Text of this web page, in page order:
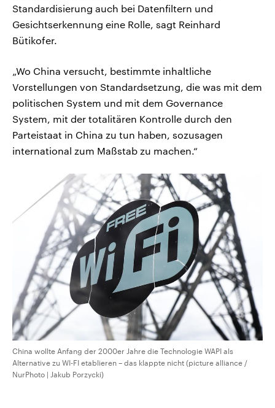
Standardisierung auch bei Datenfiltern und
Gesichtserkennung eine Rolle, sagt Reinhard
Bütikofer.
„Wo China versucht, bestimmte inhaltliche
Vorstellungen von Standardsetzung, die was mit dem
politischen System und mit dem Governance
System, mit der totalitären Kontrolle durch den
Parteistaat in China zu tun haben, sozusagen
international zum Maßstab zu machen.“
China wollte Anfang der 2000er Jahre die Technologie WAPI als
Alternative zu WI-FI etablieren – das klappte nicht (picture alliance /
NurPhoto | Jakub Porzycki)